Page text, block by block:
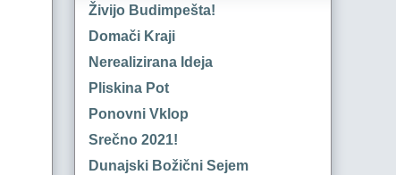
Živijo Budimpešta!
Domači Kraji
Nerealizirana Ideja
Pliskina Pot
Ponovni Vklop
Srečno 2021!
Dunajski Božični Sejem